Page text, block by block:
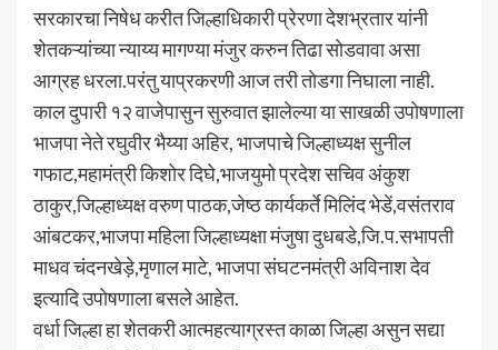
सरकारचा निषेध करीत जिल्हाधिकारी प्रेरणा देशभ्रतार यांनी
शेतकऱ्यांच्या न्याय्य मागण्या मंजुर करुन तिढा सोडवावा असा
आग्रह धरला.परंतु याप्रकरणी आज तरी तोडगा निघाला नाही.
काल दुपारी १२ वाजेपासुन सुरुवात झालेल्या या साखळी उपोषणाला
भाजपा नेते रघुवीर भैय्या अहिर, भाजपाचे जिल्हाध्यक्ष सुनील
गफाट,महामंत्री किशोर दिघे,भाजयुमो प्रदेश सचिव अंकुश
ठाकुर,जिल्हाध्यक्ष वरुण पाठक,जेष्ठ कार्यकर्ते मिलिंद भेडें,वसंतराव
आंबटकर,भाजपा महिला जिल्हाध्यक्षा मंजुषा दुधबडे,जि.प.सभापती
माधव चंदनखेड़े,मृणाल माटे, भाजपा संघटनमंत्री अविनाश देव
इत्यादि उपोषणाला बसले आहेत.
वर्धा जिल्हा हा शेतकरी आत्महत्याग्रस्त काळा जिल्हा असुन सद्या